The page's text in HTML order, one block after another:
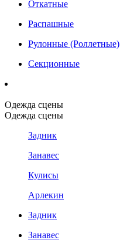
Откатные
Распашные
Рулонные (Роллетные)
Секционные
Одежда сцены
Одежда сцены
Задник
Занавес
Кулисы
Арлекин
Задник
Занавес